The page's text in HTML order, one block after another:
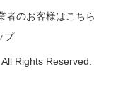
者のお客様はこちら
プ
Rights Reserved.